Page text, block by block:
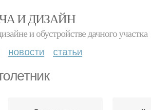
И ДИЗАЙН
и обустройстве дачного участка
новости статьи